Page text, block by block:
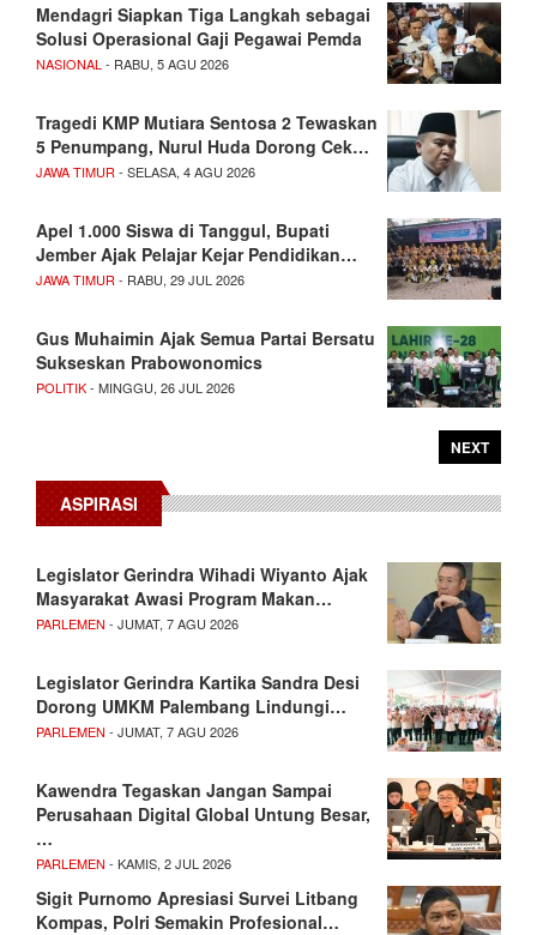
Mendagri Siapkan Tiga Langkah sebagai
Solusi Operasional Gaji Pegawai Pemda
NASIONAL - RABU, 5 AGU 2026
Tragedi KMP Mutiara Sentosa 2 Tewaskan
5 Penumpang, Nurul Huda Dorong Cek…
JAWA TIMUR - SELASA, 4 AGU 2026
Apel 1.000 Siswa di Tanggul, Bupati
Jember Ajak Pelajar Kejar Pendidikan…
JAWA TIMUR - RABU, 29 JUL 2026
Gus Muhaimin Ajak Semua Partai Bersatu
Sukseskan Prabowonomics
POLITIK- MINGGU, 26 JUL 2026
NEXT
ASPIRASI
Legislator Gerindra Wihadi Wiyanto Ajak
Masyarakat Awasi Program Makan…
PARLEMEN - JUMAT, 7 AGU 2026
Legislator Gerindra Kartika Sandra Desi
Dorong UMKM Palembang Lindungi…
PARLEMEN - JUMAT, 7 AGU 2026
Kawendra Tegaskan Jangan Sampai
Perusahaan Digital Global Untung Besar,
…
PARLEMEN - KAMIS, 2 JUL 2026
Sigit Purnomo Apresiasi Survei Litbang
Kompas, Polri Semakin Profesional…